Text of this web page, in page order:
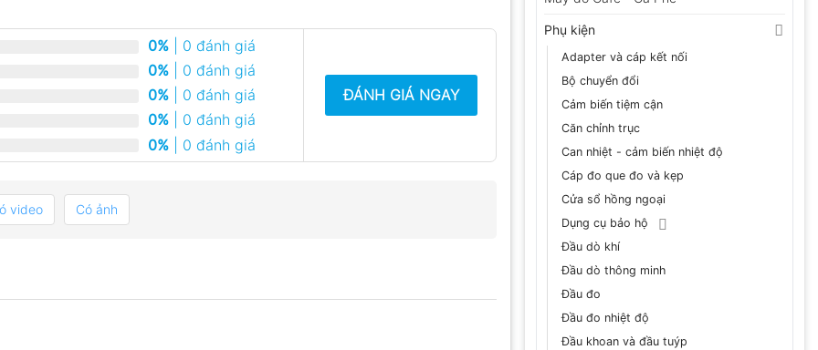
Phụ kiện
Adapter và cáp kết nối
Bộ chuyển đổi
Cảm biến tiệm cận
Căn chỉnh trục
Can nhiệt - cảm biến nhiệt độ
Cáp đo que đo và kẹp
Cửa sổ hồng ngoại
Dụng cụ bảo hộ
Đầu dò khí
Đầu dò thông minh
Đầu đo
Đầu đo nhiệt độ
Đầu khoan và đầu tuýp
0% | 0 đánh giá
0% | 0 đánh giá
0% | 0 đánh giá
0% | 0 đánh giá
0% | 0 đánh giá
ĐÁNH GIÁ NGAY
video Có ảnh